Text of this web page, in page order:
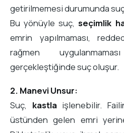
getirilmemesi durumunda suç
Bu yönüyle suç,seçimlik
emrin yapılmaması,
rağmen
gerçekleştiğinde suç oluşur.
2. Manevi Unsur:
Suç, kastlaişlenebilir.
üstünden gelen emri